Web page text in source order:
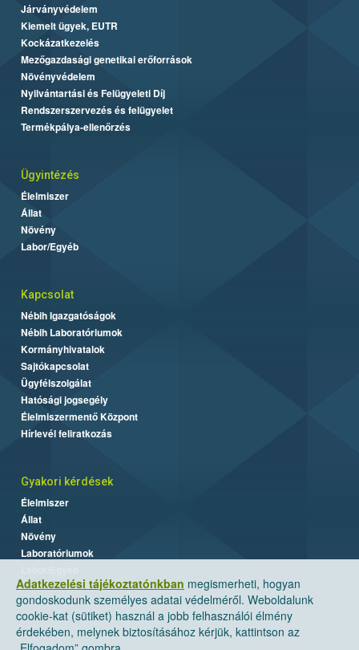
Adatkezelési tájékoztatónkban megismerheti, hogyan
gondoskodunk személyes adatai védelméről. Weboldalunk
cookie-kat (sütiket) használ a jobb felhasználói élmény
érdekében, melynek biztosításához kérjük, kattintson az
Járványvédelem
Kiemelt ügyek, EUTR
Kockázatkezelés
Mezőgazdasági genetikai erőforrások
Növényvédelem
Nyilvántartási és Felügyeleti Díj
Rendszerszervezés és felügyelet
Termékpálya-ellenőrzés
Ügyintézés
Élelmiszer
Állat
Növény
Labor/Egyéb
Kapcsolat
Nébih Igazgatóságok
Nébih Laboratóriumok
Kormányhivatalok
Sajtókapcsolat
Ügyfélszolgálat
Hatósági jogsegély
Élelmiszermentő Központ
Hírlevél feliratkozás
Gyakori kérdések
Élelmiszer
Állat
Növény
Laboratóriumok